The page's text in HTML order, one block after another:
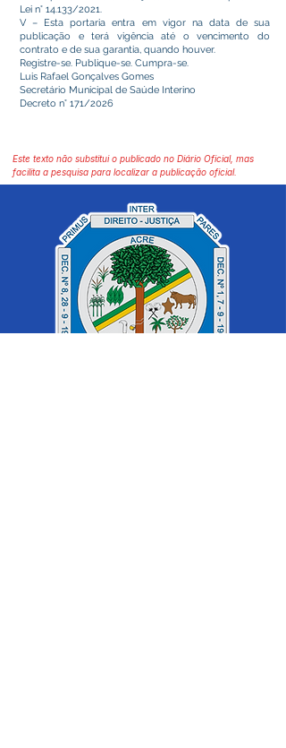
Lei n° 14.133/2021.
V – Esta portaria entra em vigor na data de sua
publicação e terá vigência até o vencimento do
contrato e de sua garantia, quando houver.
Registre-se. Publique-se. Cumpra-se.
Luis Rafael Gonçalves Gomes
Secretário Municipal de Saúde Interino
Decreto n° 171/2026
Este texto não substitui o publicado no Diário Oficial, mas
facilita a pesquisa para localizar a publicação oficial.